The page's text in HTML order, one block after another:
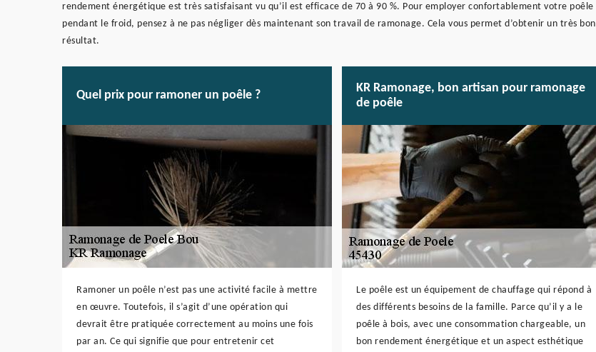
rendement énergétique est très satisfaisant vu qu’il est efficace de 70 à 90 %. Pour employer confortablement votre poêle
pendant le froid, pensez à ne pas négliger dès maintenant son travail de ramonage. Cela vous permet d’obtenir un très bon
résultat.
Quel prix pour ramoner un poêle ?
Ramoner un poêle n’est pas une activité facile à mettre
en œuvre. Toutefois, il s’agit d’une opération qui
devrait être pratiquée correctement au moins une fois
par an. Ce qui signifie que pour entretenir cet
KR Ramonage, bon artisan pour ramonage
de poêle
Le poêle est un équipement de chauffage qui répond à
des différents besoins de la famille. Parce qu’il y a le
poêle à bois, avec une consommation chargeable, un
bon rendement énergétique et un aspect esthétique